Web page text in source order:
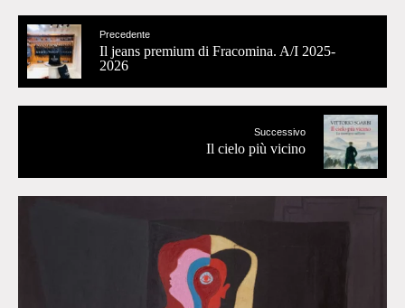
Precedente
Il jeans premium di Fracomina. A/I 2025-
2026
Successivo
Il cielo più vicino